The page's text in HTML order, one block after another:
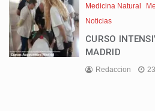
Medicina Natural
Noticias
CURSO
MADRID
Redaccion